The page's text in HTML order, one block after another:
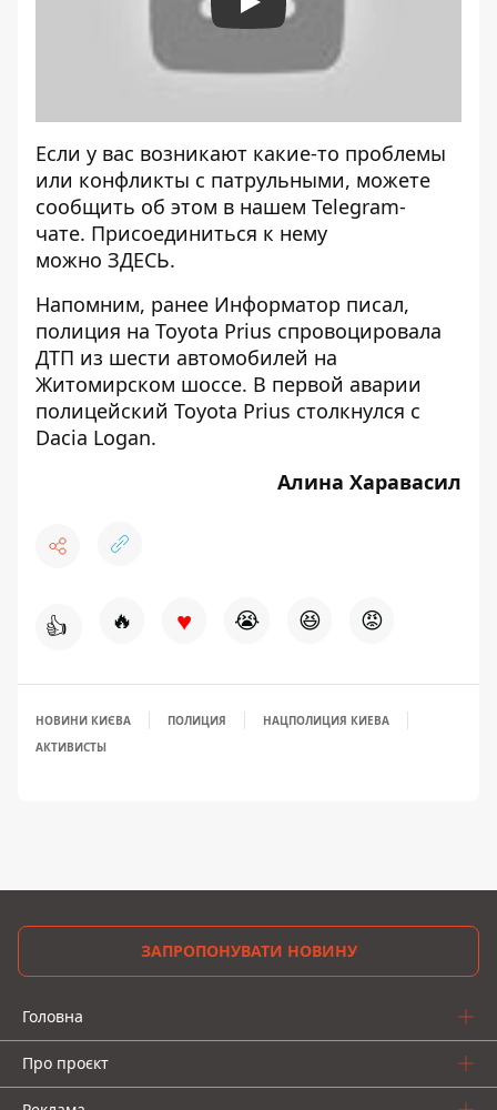
Play
Если у вас возникают какие-то проблемы
или конфликты с патрульными, можете
сообщить об этом в нашем Telegram-
чате. Присоединиться к нему
можно ЗДЕСЬ.
Напомним, ранее Информатор писал,
полиция на Toyota Prius спровоцировала
ДТП из шести автомобилей на
Житомирском шоссе. В первой аварии
полицейский Toyota Prius столкнулся с
Dacia Logan.
Алина Харавасил
👍 🔥 ♥ 😭 😆 😡
НОВИНИ КИЄВА ПОЛИЦИЯ
НАЦПОЛИЦИЯ КИЕВА
АКТИВИСТЫ
ЗАПРОПОНУВАТИ НОВИНУ
Головна
Про проєкт